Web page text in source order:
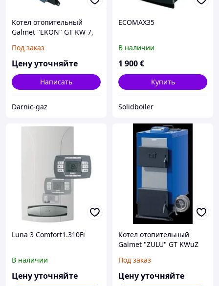
Котел отопительный
Galmet "EKON" GT KW 7,
Под заказ
Цену уточняйте
Написать
Darnic-gaz
ECOMAX35
В наличии
1 900€
Купить
Solidboiler
Luna 3 Comfort1.310Fi
В наличии
Цену уточняйте
Котел отопительный
Galmet "ZULU" GT KWuZ
Под заказ
Цену уточняйте